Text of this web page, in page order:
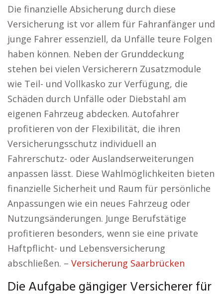
Die finanzielle Absicherung durch diese
Versicherung ist vor allem für Fahranfänger und
junge Fahrer essenziell, da Unfälle teure Folgen
haben können. Neben der Grunddeckung
stehen bei vielen Versicherern Zusatzmodule
wie Teil- und Vollkasko zur Verfügung, die
Schäden durch Unfälle oder Diebstahl am
eigenen Fahrzeug abdecken. Autofahrer
profitieren von der Flexibilität, die ihren
Versicherungsschutz individuell an
Fahrerschutz- oder Auslandserweiterungen
anpassen lässt. Diese Wahlmöglichkeiten bieten
finanzielle Sicherheit und Raum für persönliche
Anpassungen wie ein neues Fahrzeug oder
Nutzungsänderungen. Junge Berufstätige
profitieren besonders, wenn sie eine private
Haftpflicht- und Lebensversicherung
abschließen. – Versicherung Saarbrücken
Die Aufgabe gängiger Versicherer für